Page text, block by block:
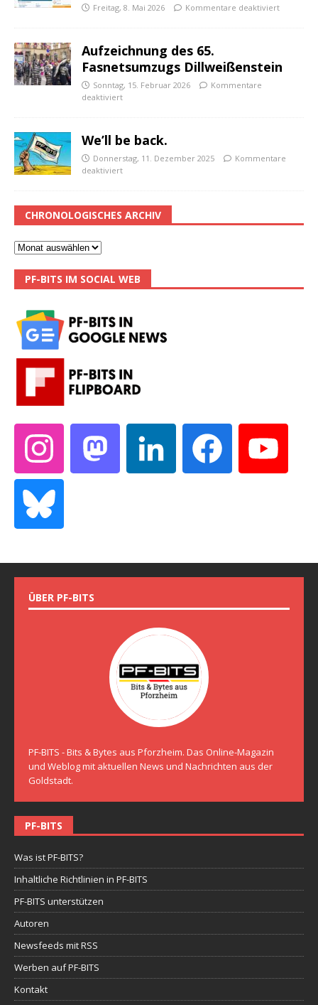
Freitag, 8. Mai 2026 Kommentare deaktiviert
Aufzeichnung des 65.
Fasnetsumzugs Dillweißenstein
Sonntag, 15. Februar 2026
Kommentare
deaktiviert
We’ll be back.
Donnerstag, 11. Dezember 2025
Kommentare
deaktiviert
CHRONOLOGISCHES ARCHIV
PF-BITS IM SOCIAL WEB
ÜBER PF-BITS
PF-BITS - Bits & Bytes aus Pforzheim. Das Online-Magazin
und Weblog mit aktuellen News und Nachrichten aus der
Goldstadt.
PF-BITS
Was ist PF-BITS?
Inhaltliche Richtlinien in PF-BITS
PF-BITS unterstützen
Autoren
Newsfeeds mit RSS
Werben auf PF-BITS
Kontakt